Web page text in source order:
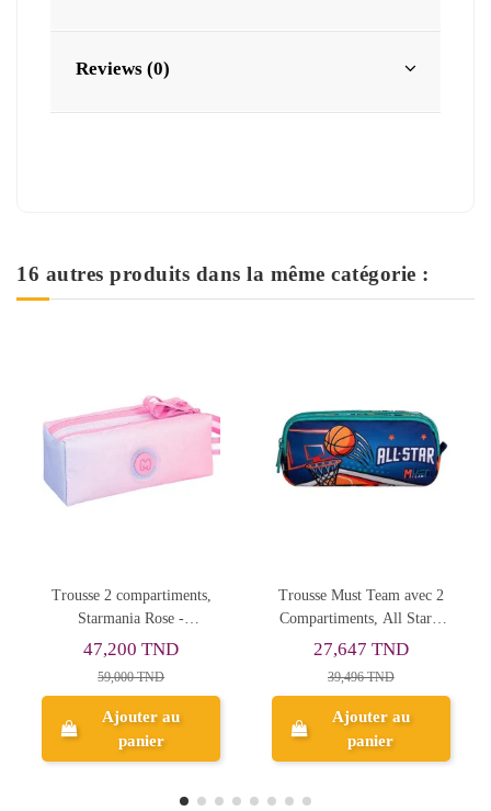
Reviews (0)
16 autres produits dans la même catégorie :
Trousse Must Team avec 2
Compartiments, All Star -
Réf.586179
27,647 TND
39,496 TND
Ajouter au
panier
Trousse Gabol Shiny 3C -
Réf.226809
53,245 TND
76,065 TND
Aperçu